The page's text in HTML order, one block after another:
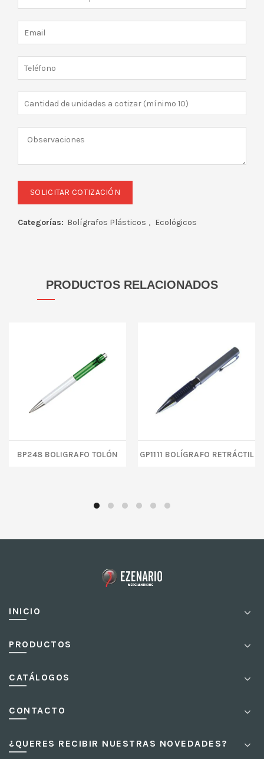
Categorías: Bolígrafos Plásticos , Ecológicos
PRODUCTOS RELACIONADOS
BP248 BOLIGRAFO TOLÓN GP1111 Bolígrafo retráctil
INICIO
PRODUCTOS
CATÁLOGOS
CONTACTO
¿QUERES RECIBIR NUESTRAS NOVEDADES?